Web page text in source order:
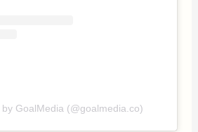
GoalMedia (@goalmedia.co)